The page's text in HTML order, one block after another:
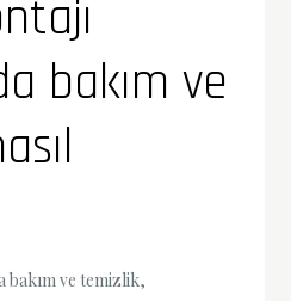
bakım ve
bakım ve temizlik,